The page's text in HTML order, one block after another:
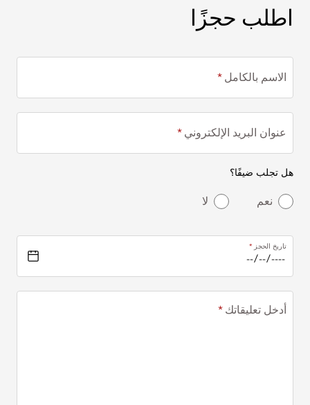
اطلب حجزًا
اطلب حجزًا
الاسم بالكامل
عنوان البريد الإلكتروني
هل تجلب ضيفًا؟
نعم لا
تاريخ الحجز
أدخل تعليقاتك